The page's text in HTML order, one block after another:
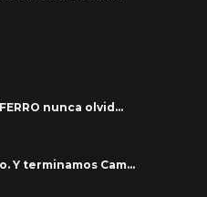
nunca olvid…
Y terminamos Cam…